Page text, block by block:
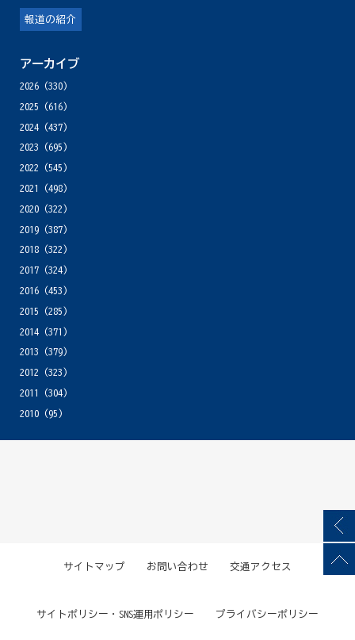
報道の紹介
アーカイブ
2026(330)
2025 (616)
2024(437)
2023 (695)
2022 (545)
2021
(498)
2020(322)
2019(387)
2018(322)
2017(324)
2016(453)
2015 (285)
2014(371)
2013 (379)
2012 (323)
2011
(304)
2010(95)
サイトマップ お問い合わせ 交通アクセス
サイトポリシー・SNS運用ポリシー プライバシーポリシー